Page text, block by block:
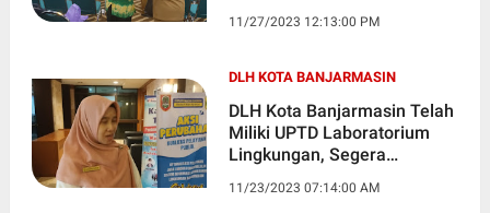
11/27/2023 12:13:00 PM
DLH KOTA BANJARMASIN
DLH Kota Banjarmasin Telah
Miliki UPTD Laboratorium
Lingkungan, Segera
2024
11/23/2023 07:14:00 AM